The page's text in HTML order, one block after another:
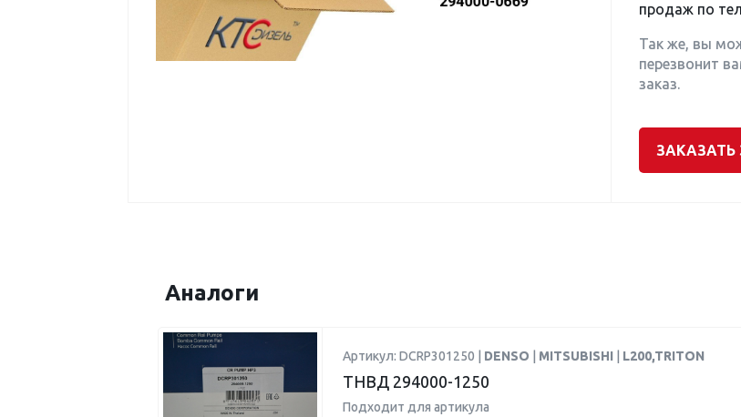
продаж по
Так же, вы
перезвонит
заказ.
ЗАКАЗАТЬ
Аналоги
Артикул: DCRP301250 | DENSO MITSUBISHI L200,TRITON
ТНВД 294000-1250
Подходит для артикула